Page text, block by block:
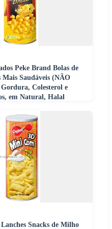
Peke Brand Bolas de
Saudáveis (NÃO
Colesterol e
em Natural, Halal
Snacks de Milho